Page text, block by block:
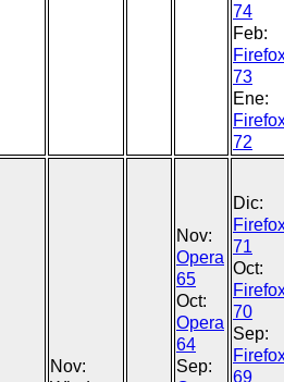
74
Feb:
73
Ene:
72
Nov:
Nov:
Opera
65
Oct:
Opera
64
Sep:
Dic:
71
Oct:
70
Sep:
69